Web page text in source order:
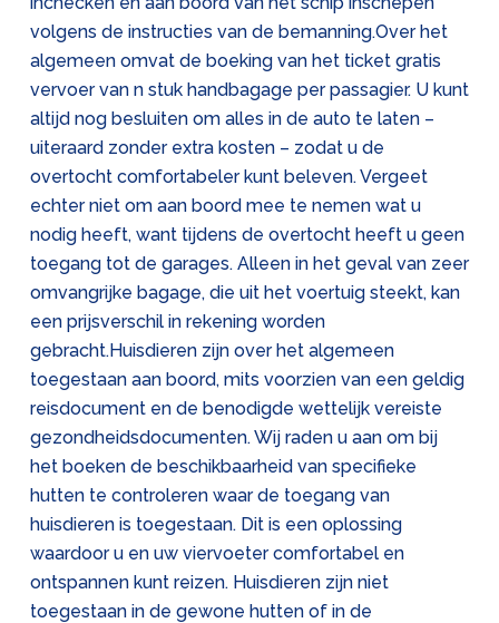
volgens de instructies van de bemanning.Over het
algemeen omvat de boeking van het ticket gratis
vervoer van n stuk handbagage per passagier. U kunt
altijd nog besluiten om alles in de auto te laten –
uiteraard zonder extra kosten – zodat u de
overtocht comfortabeler kunt beleven. Vergeet
echter niet om aan boord mee te nemen wat u
nodig heeft, want tijdens de overtocht heeft u geen
toegang tot de garages. Alleen in het geval van zeer
omvangrijke bagage, die uit het voertuig steekt, kan
een prijsverschil in rekening worden
gebracht.Huisdieren zijn over het algemeen
toegestaan aan boord, mits voorzien van een geldig
reisdocument en de benodigde wettelijk vereiste
gezondheidsdocumenten. Wij raden u aan om bij
het boeken de beschikbaarheid van specifieke
hutten te controleren waar de toegang van
huisdieren is toegestaan. Dit is een oplossing
waardoor u en uw viervoeter comfortabel en
ontspannen kunt reizen. Huisdieren zijn niet
toegestaan in de gewone hutten of in de